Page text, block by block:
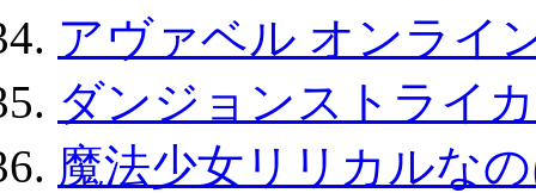
アヴァベル オンライ
ダンジョンストライ
魔法少女リリカルな